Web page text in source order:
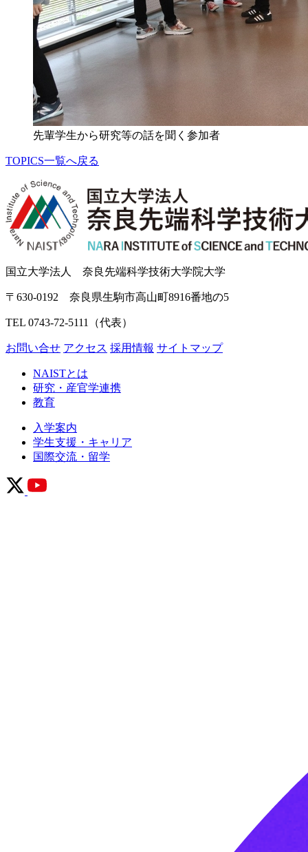
先輩学生から研究等の話を聞く参加者
TOPICS一覧へ戻る
国立大学法人 奈良先端科学技術大学院大学
〒630-0192 奈良県生駒市高山町8916番地の5
TEL 0743-72-5111（代表）
お問い合せ アクセス 採用情報 サイトマップ
NAISTとは
研究・産官学連携
教育
入学案内
学生支援・キャリア
国際交流・留学